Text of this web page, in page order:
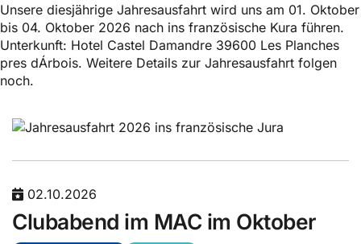
Unsere diesjährige Jahresausfahrt wird uns am 01. Oktober
bis 04. Oktober 2026 nach ins französische Kura führen.
Unterkunft: Hotel Castel Damandre 39600 Les Planches
pres dÁrbois. Weitere Details zur Jahresausfahrt folgen
noch.
02.10.2026
Clubabend im MAC im Oktober